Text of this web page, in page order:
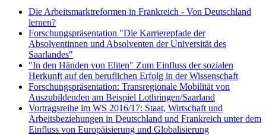
Die Arbeitsmarktreformen in Frankreich - Von Deutschland
lernen?
Forschungspräsentation "Die Karrierepfade der
Absolventinnen und Absolventen der Universität des
Saarlandes"
"In den Händen von Eliten" Zum Einfluss der sozialen
Herkunft auf den beruflichen Erfolg in der Wissenschaft
Forschungspräsentation: Transregionale Mobilität von
Auszubildenden am Beispiel Lothringen/Saarland
Vortragsreihe im WS 2016/17: Staat, Wirtschaft und
Arbeitsbeziehungen in Deutschland und Frankreich unter dem
Einfluss von Europäisierung und Globalisierung